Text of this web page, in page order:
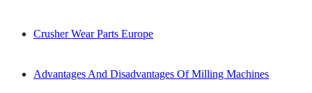
Crusher Wear Parts Europe
Advantages And Disadvantages Of Milling Machines